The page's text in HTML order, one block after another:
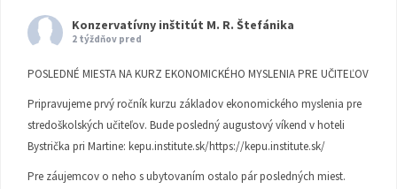
Konzervatívny inštitút M. R. Štefánika
2 týždňov pred
POSLEDNÉ MIESTA NA KURZ EKONOMICKÉHO MYSLENIA PRE UČITEĽOV
Pripravujeme prvý ročník kurzu základov ekonomického myslenia pre
stredoškolských učiteľov. Bude posledný augustový víkend v hoteli
Bystrička pri Martine: kepu.institute.sk/https://kepu.institute.sk/
Pre záujemcov o neho s ubytovaním ostalo pár posledných miest.